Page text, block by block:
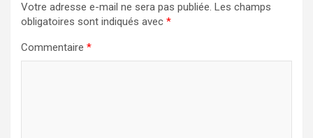
Votre adresse e-mail ne sera pas publiée. Les champs
obligatoires sont indiqués avec *
Commentaire *